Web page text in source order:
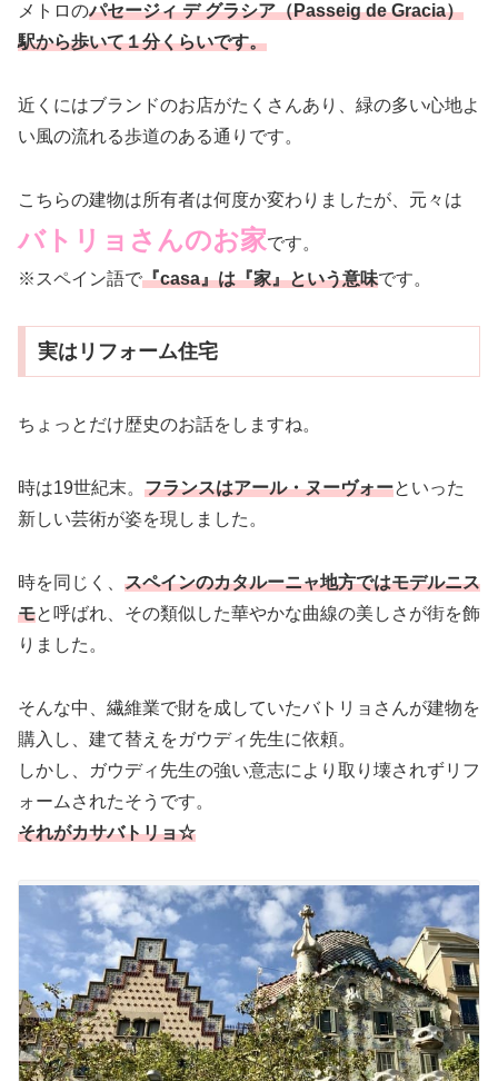
メトロのパセージィ デ グラシア（Passeig de Gracia）
駅から歩いて１分くらいです。
近くにはブランドのお店がたくさんあり、緑の多い心地よ
い風の流れる歩道のある通りです。
こちらの建物は所有者は何度か変わりましたが、元々は
バトリョさんのお家です。
※スペイン語で『casa』は『家』という意味です。
実はリフォーム住宅
ちょっとだけ歴史のお話をしますね。
時は19世紀末。 フランスはアール・ヌーヴォーといった
新しい芸術が姿を現しました。
時を同じく、 スペインのカタルーニャ地方ではモデルニス
モと呼ばれ、その類似した華やかな曲線の美しさが街を飾
りました。
そんな中、繊維業で財を成していたバトリョさんが建物を
購入し、建て替えをガウディ先生に依頼。
しかし、ガウディ先生の強い意志により取り壊されずリフ
ォームされたそうです。
それがカサバトリョ☆